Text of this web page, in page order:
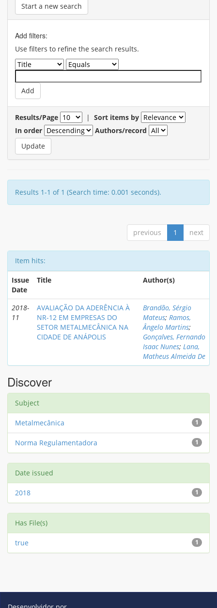
Start a new search
Add filters:
Use filters to refine the search results.
Results/Page | Sort items by
In order
Authors/record
Results 1-1 of 1 (Search time: 0.001 seconds).
previous 1 next
Item hits:
Issue
Date
Title Author(s)
2018-
11
AVALIAÇÃO DA ADERÊNCIA À
NR-12 EM EMPRESAS DO
SETOR METALMECÂNICA NA
CIDADE DE ANÁPOLIS
Brandão, Sérgio
Mateus; Ramos,
Ângelo Martins;
Gonçalves, Fernando
Isaac Nunes; Lana,
Matheus Almeida De
Discover
Subject
1
Metalmecânica
1
Norma Regulamentadora
Date issued
1
2018
Has File(s)
1
true